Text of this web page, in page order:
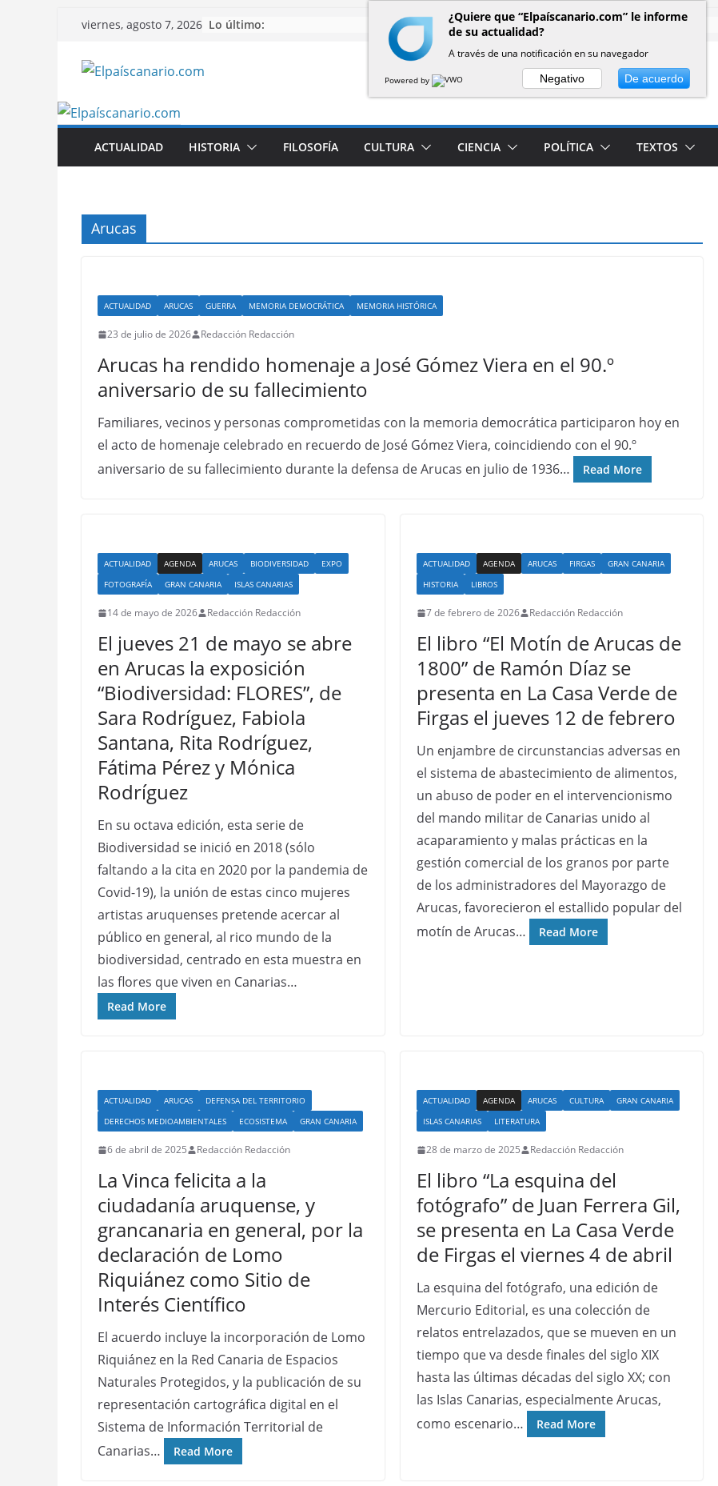
Saltar
contenido
viernes, agosto 7, 2026 Lo último:
ACTUALIDAD HISTORIA FILOSOFÍA CULTURA CIENCIA POLÍTICA TEXTOS
Arucas
ACTUALIDAD ARUCAS GUERRA MEMORIA DEMOCRÁTICA MEMORIA HISTÓRICA
23 de julio de 2026 Redacción Redacción
Arucas ha rendido homenaje a José Gómez Viera en el 90.º
aniversario de su fallecimiento
Familiares, vecinos y personas comprometidas con la memoria democrática participaron hoy en
el acto de homenaje celebrado en recuerdo de José Gómez Viera, coincidiendo con el 90.º
aniversario de su fallecimiento durante la defensa de Arucas en julio de 1936…
Read More
ACTUALIDAD AGENDA ARUCAS BIODIVERSIDAD
EXPO
FOTOGRAFÍA
GRAN CANARIA ISLAS CANARIAS
14 de mayo de 2026 Redacción Redacción
El jueves 21 de mayo se abre
en Arucas la exposición
“Biodiversidad: FLORES”, de
Sara Rodríguez, Fabiola
Santana, Rita Rodríguez,
Fátima Pérez y Mónica
Rodríguez
En su octava edición, esta serie de
Biodiversidad se inició en 2018 (sólo
faltando a la cita en 2020 por la pandemia de
Covid-19), la unión de estas cinco mujeres
artistas aruquenses pretende acercar al
público en general, al rico mundo de la
biodiversidad, centrado en esta muestra en
las flores que viven en Canarias…
Read More
ACTUALIDAD AGENDA ARUCAS FIRGAS
GRAN CANARIA
HISTORIA
LIBROS
7 de febrero de 2026 Redacción Redacción
El libro “El Motín de Arucas de
1800” de Ramón Díaz se
presenta en La Casa Verde de
Firgas el jueves 12 de febrero
Un enjambre de circunstancias adversas en
el sistema de abastecimiento de alimentos,
un abuso de poder en el intervencionismo
del mando militar de Canarias unido al
acaparamiento y malas prácticas en la
gestión comercial de los granos por parte
de los administradores del Mayorazgo de
Arucas, favorecieron el estallido popular del
motín de Arucas…
Read More
ACTUALIDAD ARUCAS
DEFENSA DEL TERRITORIO
DERECHOS MEDIOAMBIENTALES
ECOSISTEMA GRAN CANARIA
6 de abril de 2025 Redacción Redacción
La Vinca felicita a la
ciudadanía aruquense, y
grancanaria en general, por la
declaración de Lomo
Riquiánez como Sitio de
Interés Científico
El acuerdo incluye la incorporación de Lomo
Riquiánez en la Red Canaria de Espacios
Naturales Protegidos, y la publicación de su
representación cartográfica digital en el
Sistema de Información Territorial de
Canarias…
Read More
ACTUALIDAD AGENDA ARUCAS CULTURA
GRAN CANARIA
ISLAS CANARIAS
LITERATURA
28 de marzo de 2025 Redacción Redacción
El libro “La esquina del
fotógrafo” de Juan Ferrera Gil,
se presenta en La Casa Verde
de Firgas el viernes 4 de abril
La esquina del fotógrafo, una edición de
Mercurio Editorial, es una colección de
relatos entrelazados, que se mueven en un
tiempo que va desde finales del siglo XIX
hasta las últimas décadas del siglo XX; con
las Islas Canarias, especialmente Arucas,
como escenario…
Read More
¿Quiere que “Elpaíscanario.com” le informe
de su actualidad?
A través de una notificación en su navegador
Powered by Negativo De acuerdo